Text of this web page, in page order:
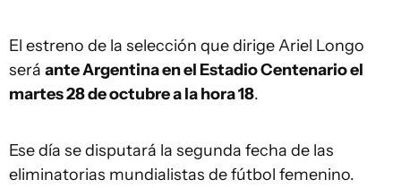
El estreno de la selección que dirige Ariel Longo
será ante Argentina en el Estadio Centenario el
martes 28 de octubre a la hora 18.
Ese día se disputará la segunda fecha de las
eliminatorias mundialistas de fútbol femenino.